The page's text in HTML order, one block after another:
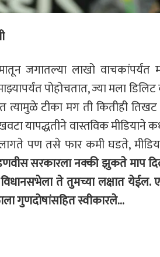
जगातल्या लाखो वाचकांपर्यंत
पोहोचतात, ज्या मला
त्यामुळे टीकामग ती कितीही
यापद्धतीने वास्तविक मीडियाने
लागते पण तसे फार कमी घडते,
सरकारला नक्की झुकते माप
तेतुमच्या लक्षात येईल.
गुणदोषांसहित स्वीकारले…